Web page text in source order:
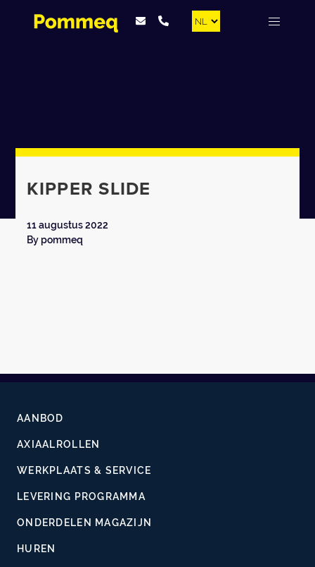
KIPPER SLIDE
11 augustus 2022
By pommeq
AANBOD
AXIAALROLLEN
WERKPLAATS & SERVICE
LEVERING PROGRAMMA
ONDERDELEN MAGAZIJN
HUREN